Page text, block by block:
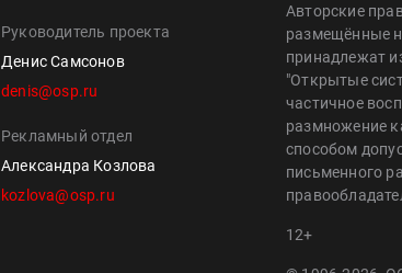
Руководитель проекта
Денис Самсонов
denis@osp.ru
Рекламный отдел
Александра Козлова
kozlova@osp.ru
Авторские
размещённые
принадлежат
"Открытые
частичное
размножение
способом
письменного
12+